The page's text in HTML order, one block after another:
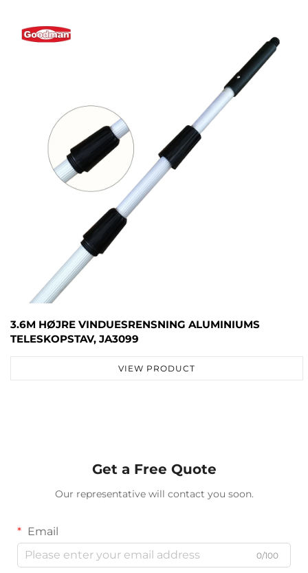
3.6M HØJRE VINDUESRENSNING ALUMINIUMS
TELESKOPSTAV, JA3099
VIEW PRODUCT
Get a Free Quote
Our representative will contact you soon.
Email
0/100